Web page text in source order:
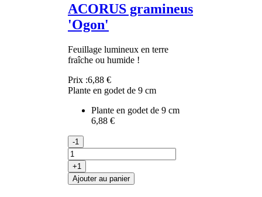
ACORUS gramineus
'Ogon'
Feuillage lumineux en terre
fraîche ou humide !
Prix :6,88 €
Plante en godet de 9 cm
Plante en godet de 9 cm
6,88 €
-1
+1
Ajouter au panier